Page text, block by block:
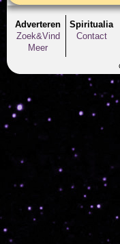
Adverteren
Zoek&Vind
Meer
Spiritualia
Contact